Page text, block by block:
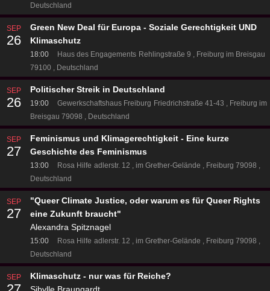
Deutschland
SEP
26
Green New Deal für Europa - Soziale Gerechtigkeit UND
Klimaschutz
18:00 Haus des Engagements Rehlingstraße 9
Freiburg im Breisgau
79100
Deutschland
SEP
26
Politischer Streik in Deutschland
19:00 Gewerkschaftshaus Freiburg Friedrichstraße 41-43
Freiburg im
Breisgau 79098
Deutschland
SEP
27
Feminismus und Klimagerechtigkeit - Eine kurze
Geschichte des Feminismus
13:00 Rosa Hilfe adlerstr. 12 im Grether-Gelände
Freiburg 79098
Deutschland
SEP
27
"Queer Climate Justice, oder warum es für Queer Rights
eine Zukunft braucht"
Alexandra Spitznagel
15:00 Rosa Hilfe adlerstr. 12 im Grether-Gelände
Freiburg 79098
Deutschland
SEP
Klimaschutz - nur was für Reiche?
Sibylle Braungardt